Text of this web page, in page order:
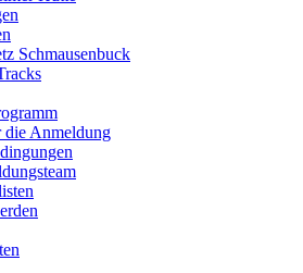
Schmausenbuck
Anmeldung